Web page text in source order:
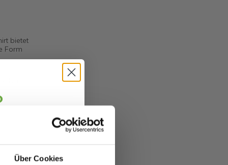
Über Cookies
bietet
Form
Navy
👋